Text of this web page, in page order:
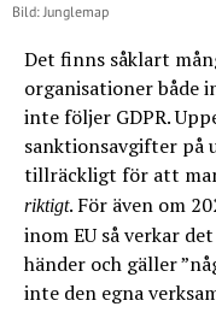
Bild: Junglemap
Det finns såklart
organisationer både
inte följer GDPR.
sanktionsavgifter på
tillräckligt för att
riktigt. För även om
inom EU så verkar
händer och gäller
inte den egna